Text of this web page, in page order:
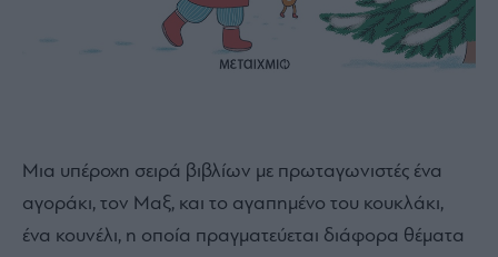
Μια υπέροχη σειρά βιβλίων με πρωταγωνιστές ένα
αγοράκι, τον Μαξ, και το αγαπημένο του κουκλάκι,
ένα κουνέλι, η οποία πραγματεύεται διάφορα θέματα